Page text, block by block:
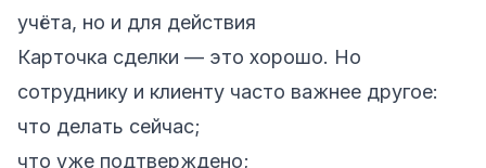
учёта, но и для действия
Карточка сделки — это хорошо. Но
сотруднику и клиенту часто важнее другое:
что делать сейчас;
что уже подтверждено;